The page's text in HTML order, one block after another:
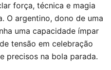
força, técnica e magia
O argentino, dono de uma
uma capacidade ímpar
tensão em celebração
precisos na bola parada.